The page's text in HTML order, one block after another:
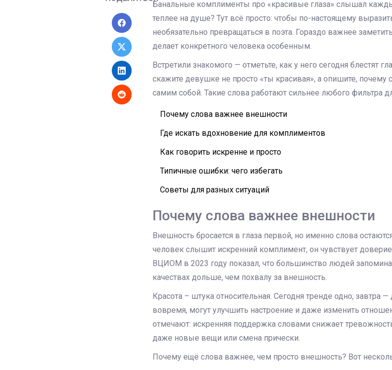
Банальные комплименты про «красивые глаза» слышал
теплее на душе? Тут всё просто: чтобы по-настоящему
необязательно превращаться в поэта. Гораздо важнее
делает конкретного человека особенным.
Встретили знакомого — отметьте, как у него сегодня блестят
скажите девушке не просто «ты красивая», а опишите, почему
самим собой. Такие слова работают сильнее любого фильтра
Почему слова важнее внешности
Где искать вдохновение для комплиментов
Как говорить искренне и просто
Типичные ошибки: чего избегать
Советы для разных ситуаций
Почему слова важнее внешности
Внешность бросается в глаза первой, но именно слова
человек слышит искренний комплимент, он чувствует
ВЦИОМ в 2023 году показал, что большинство людей
качествах дольше, чем похвалу за внешность.
Красота – штука относительная. Сегодня тренде одно, завтра
вовремя, могут улучшить настроение и даже изменить
отмечают: искренняя поддержка словами снижает
даже новые вещи или смена прически.
Почему ещё слова важнее, чем просто внешность? Вот